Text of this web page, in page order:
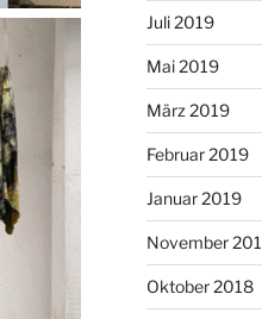
Juli 2019
Mai 2019
März 2019
Februar 2019
Januar 2019
November
Oktober 2018